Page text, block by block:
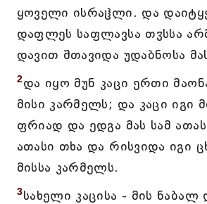
ყოველი ისრაჱლი. და
დაფლეს საფლავსა თჳსსა
დავით შთავიდა უდაბნოსა
2და იყო მუნ კაცი ერთი
მისი კარმელს; და კაცი იგი
ფრიად და ედგა მას სამ
ათასი თხა და რისვიდა იგი
მისსა კარმელს.
3სახელი კაცისა - მის